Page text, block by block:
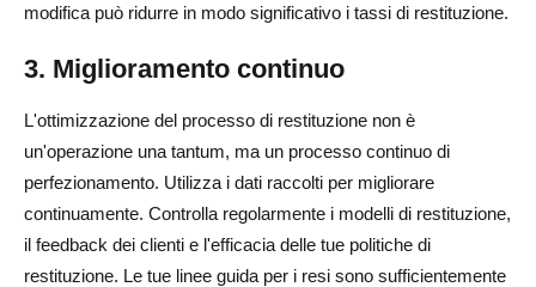
modifica può ridurre in modo significativo i tassi di restituzione.
3. Miglioramento continuo
L'ottimizzazione del processo di restituzione non è
un'operazione una tantum, ma un processo continuo di
perfezionamento. Utilizza i dati raccolti per migliorare
continuamente. Controlla regolarmente i modelli di restituzione,
il feedback dei clienti e l'efficacia delle tue politiche di
restituzione. Le tue linee guida per i resi sono sufficientemente